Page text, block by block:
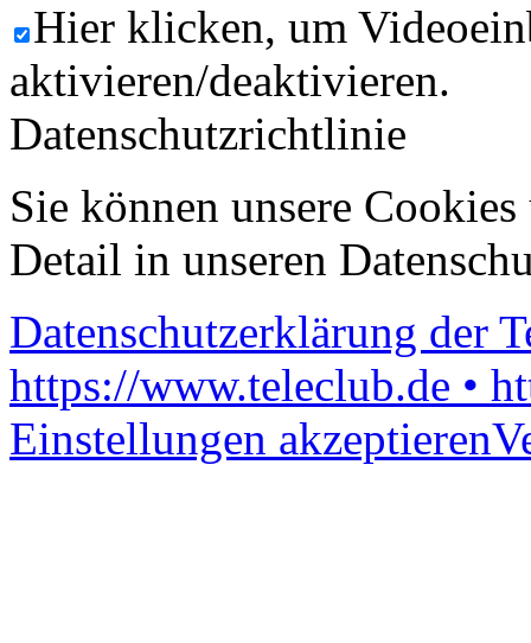
Hier klicken, um
aktivieren/deaktivieren.
Datenschutzrichtlinie
Sie können unsere
Detail in unseren
Datenschutzerklärung der
https://www.teleclub.de •
Einstellungen akzeptieren